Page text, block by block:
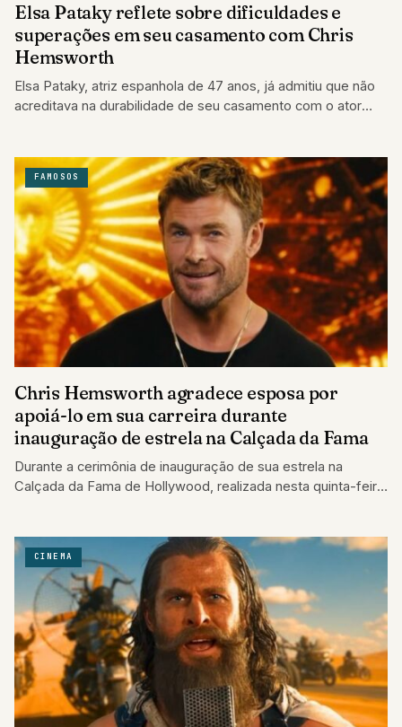
FAMOSOS
Elsa Pataky reflete sobre dificuldades e
superações em seu casamento com Chris
Hemsworth
Elsa Pataky, atriz espanhola de 47 anos, já admitiu que não
acreditava na durabilidade de seu casamento com o ator
FAMOSOS
Chris Hemsworth agradece esposa por
apoiá-lo em sua carreira durante
inauguração de estrela na Calçada da Fama
Durante a cerimônia de inauguração de sua estrela na
Calçada da Fama de Hollywood, realizada nesta quinta-feira
CINEMA